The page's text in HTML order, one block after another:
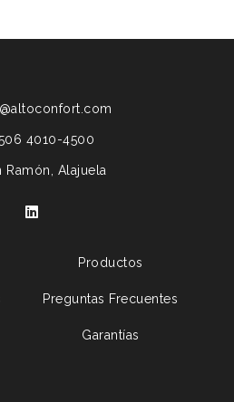
4010-4500
Ramón, Alajuela
Productos
Preguntas Frecuentes
Garantías